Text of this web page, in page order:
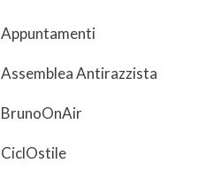
Appuntamenti
Assemblea Antirazzista
BrunoOnAir
CiclOstile